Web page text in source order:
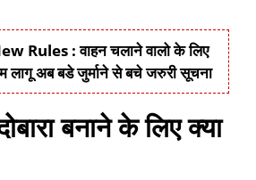
Rules : वाहन चलाने वालो के लिए
लागू अब बडे जुर्माने से बचे जरुरी सूचना
बनाने के लिए क्या